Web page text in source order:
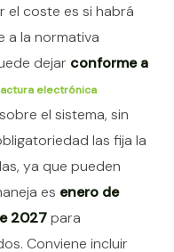
el coste es si habrá
a la normativa
dejar conforme a
electrónica
el sistema, sin
las fija la
ya que pueden
es enero de
2027para
Conviene incluir